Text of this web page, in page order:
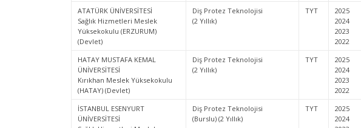
ATATÜRK ÜNİVERSİTESİ
Sağlık Hizmetleri Meslek
Yüksekokulu (ERZURUM)
(Devlet)
Diş Protez Teknolojisi
(2 Yıllık)
TYT
2025
2024
2023
2022
HATAY MUSTAFA KEMAL
ÜNİVERSİTESİ
Kırıkhan Meslek Yüksekokulu
(HATAY) (Devlet)
Diş Protez Teknolojisi
(2 Yıllık)
TYT
2025
2024
2023
2022
İSTANBUL ESENYURT
ÜNİVERSİTESİ
Diş Protez Teknolojisi
(Burslu) (2 Yıllık)
TYT
2025
2024